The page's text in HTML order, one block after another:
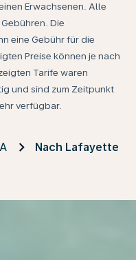
Erwachsenen. Alle
Die
eine Gebühr für die
Preise können je nach
Tarife waren
und sind zum Zeitpunkt
verfügbar.
Nach Lafayette